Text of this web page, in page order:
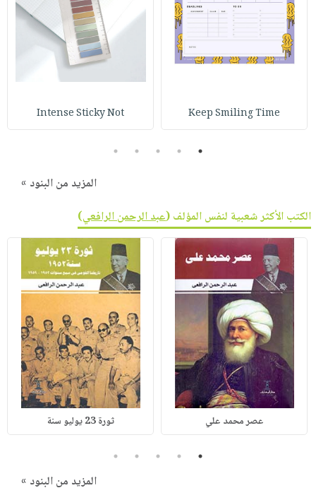
Keep Smiling Time
Intense Sticky Not
1
2
3
4
5
المزيد من البنود »
الكتب الأكثر شعبية لنفس المؤلف (عبد الرحمن الرافعي)
عصر محمد علي ثورة 23 يوليو سنة
1
2
3
4
5
المزيد من البنود »